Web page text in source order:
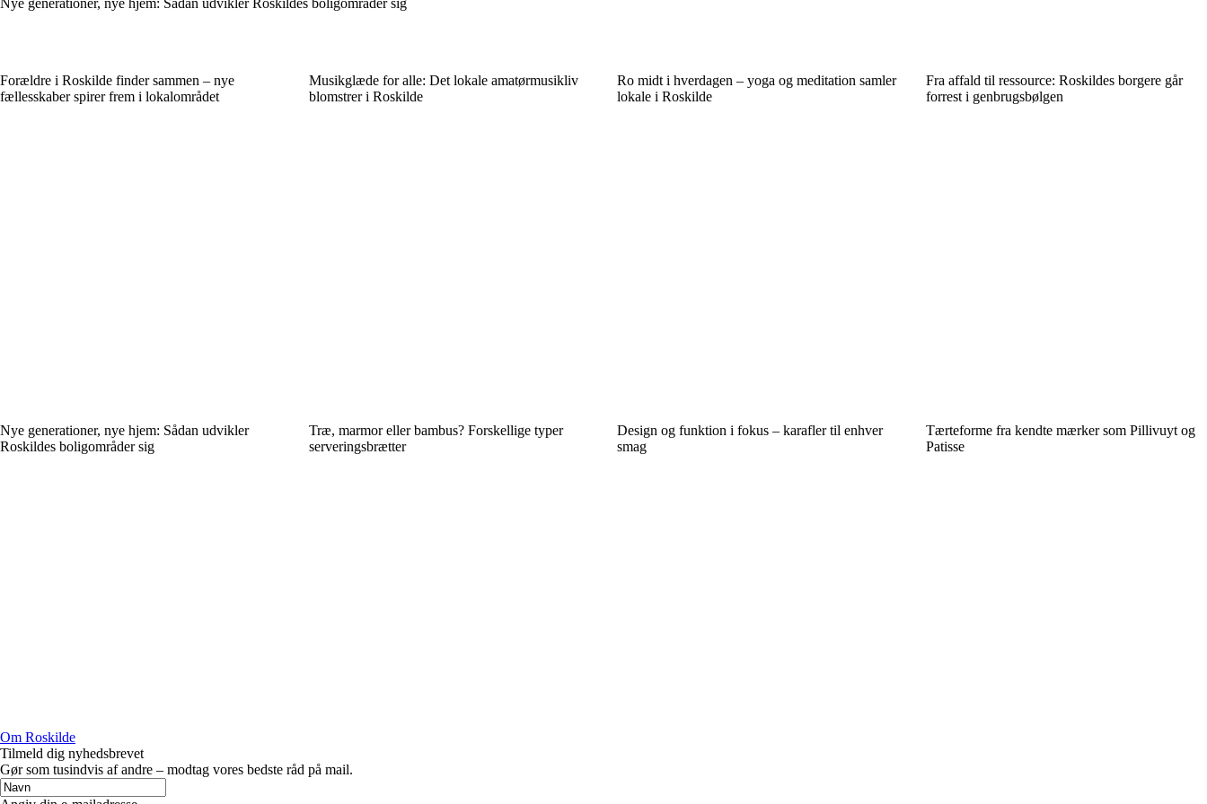
Forældre i Roskilde finder sammen – nye
fællesskaber spirer frem i lokalområdet
Musikglæde for alle: Det lokale amatørmusikliv
blomstrer i Roskilde
Ro midt i hverdagen – yoga og meditation samler
lokale i Roskilde
Fra affald til ressource: Roskildes borgere går
forrest i genbrugsbølgen
Nye generationer, nye hjem: Sådan udvikler
Roskildes boligområder sig
Træ, marmor eller bambus? Forskellige typer
serveringsbrætter
Design og funktion i fokus – karafler til enhver
smag
Tærteforme fra kendte mærker som Pillivuyt og
Patisse
Om Roskilde
Tilmeld dig nyhedsbrevet
Gør som tusindvis af andre – modtag vores bedste råd på mail.